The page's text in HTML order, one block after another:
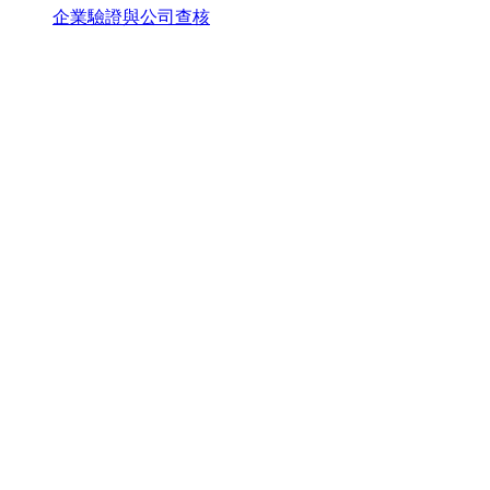
企業驗證與公司查核